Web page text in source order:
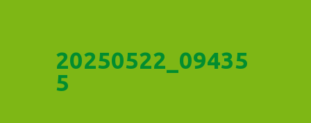
20250522_09435
5